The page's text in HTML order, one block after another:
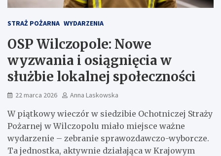
STRAŻ POŻARNA WYDARZENIA
OSP Wilczopole: Nowe
wyzwania i osiągnięcia w
służbie lokalnej społeczności
22 marca 2026 Anna Laskowska
W piątkowy wieczór w siedzibie Ochotniczej Straży
Pożarnej w Wilczopolu miało miejsce ważne
wydarzenie – zebranie sprawozdawczo-wyborcze.
Ta jednostka, aktywnie działająca w Krajowym